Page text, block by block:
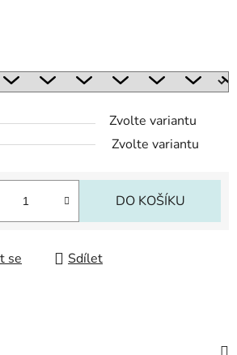
Zvolte variantu
Zvolte variantu
DO KOŠÍKU
se Sdílet